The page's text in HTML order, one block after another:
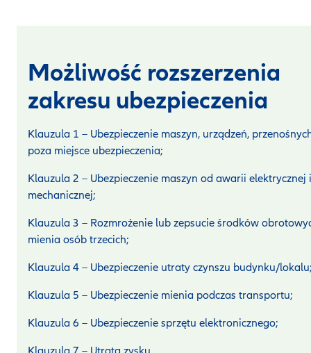
Możliwość rozszerzenia
zakresu ubezpieczenia
Klauzula 1 – Ubezpieczenie maszyn, urządzeń,
poza miejsce ubezpieczenia;
Klauzula 2 – Ubezpieczenie maszyn od awarii elektrycznej i
mechanicznej;
Klauzula 3 – Rozmrożenie lub zepsucie środków
mienia osób trzecich;
Klauzula 4 – Ubezpieczenie utraty czynszu budynku/
Klauzula 5 – Ubezpieczenie mienia podczas transportu;
Klauzula 6 – Ubezpieczenie sprzętu elektronicznego;